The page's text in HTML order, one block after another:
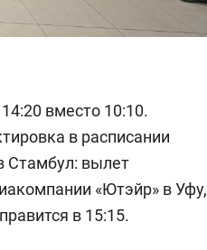
вместо 10:10.
в расписании
Стамбул: вылет
«Ютэйр» в Уфу,
в 15:15.